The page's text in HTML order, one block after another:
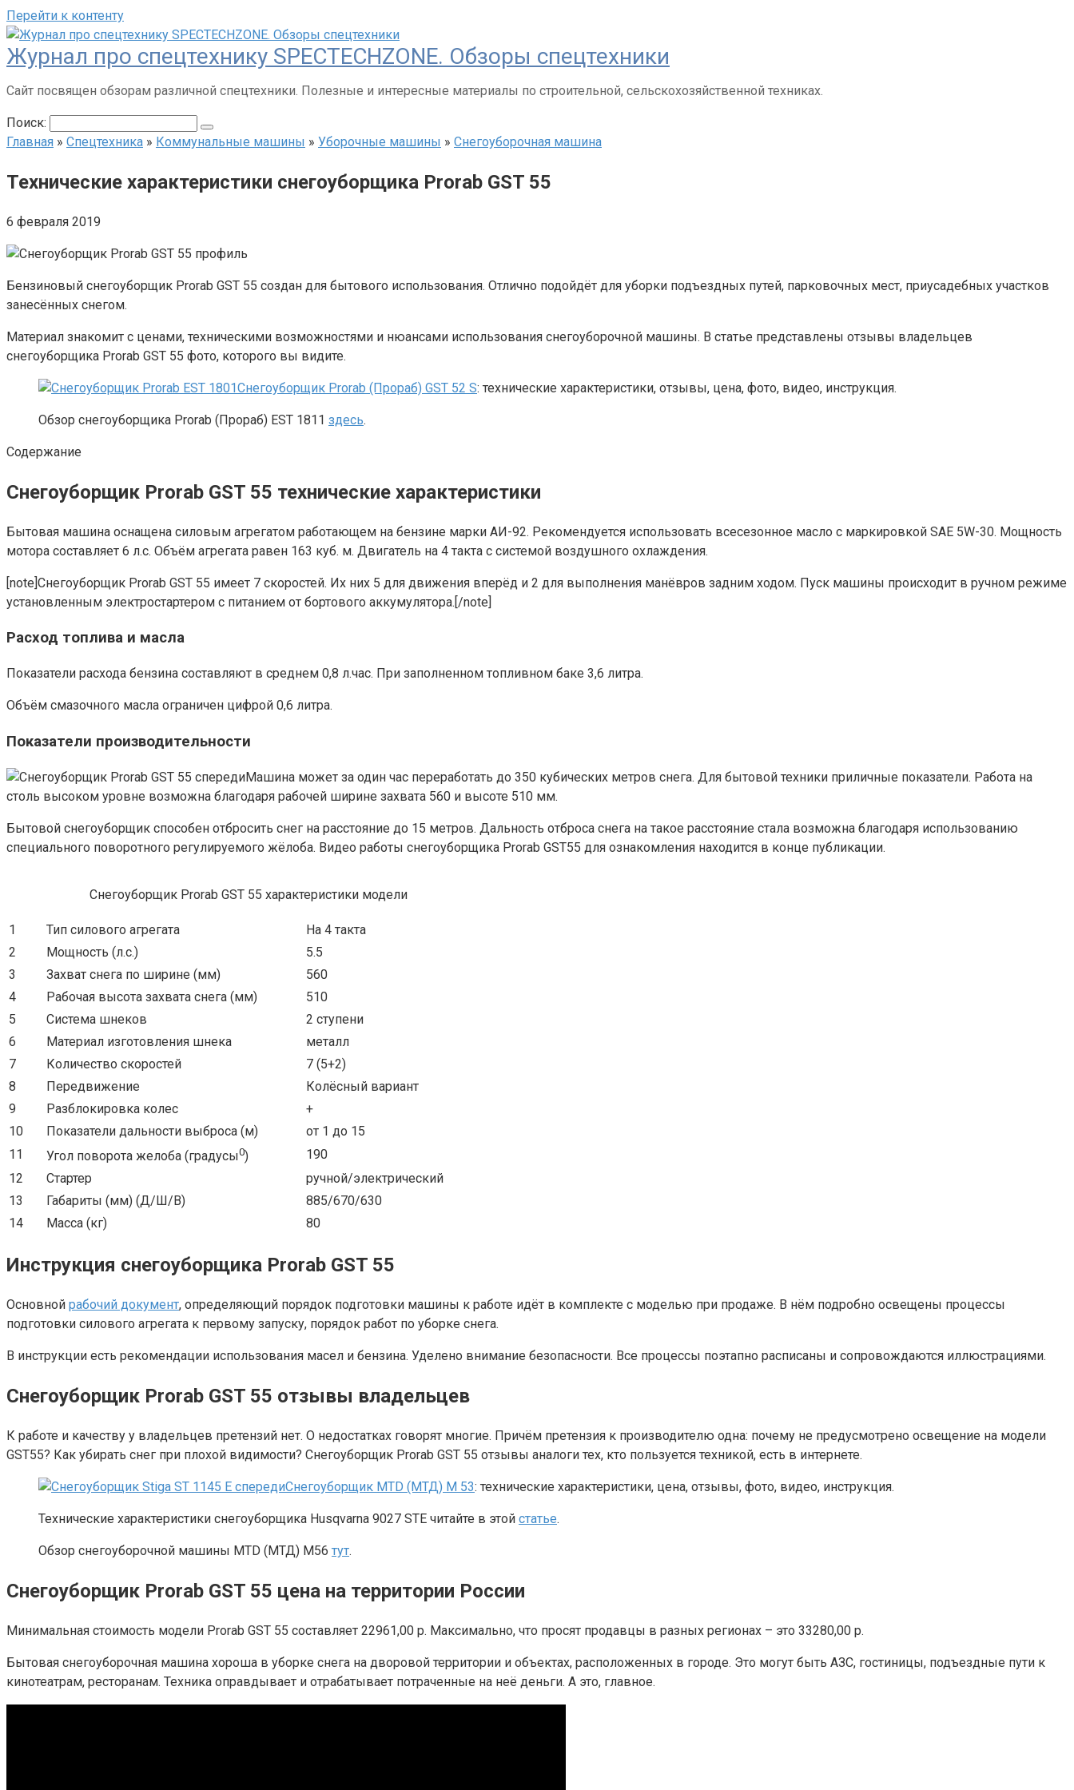
Перейти к контенту
Журнал про спецтехнику SPECTECHZONE. Обзоры спецтехники
Сайт посвящен обзорам различной спецтехники. Полезные и интересные материалы по строительной, сельскохозяйственной техниках.
Поиск:
Главная » Спецтехника » Коммунальные машины » Уборочные машины » Снегоуборочная машина
Технические характеристики снегоуборщика Prorab GST 55
6 февраля 2019
Бензиновый снегоуборщик Prorab GST 55 создан для бытового использования. Отлично подойдёт для уборки подъездных путей, парковочных мест, приусадебных участков
занесённых снегом.
Материал знакомит с ценами, техническими возможностями и нюансами использования снегоуборочной машины. В статье представлены отзывы владельцев
снегоуборщика Prorab GST 55 фото, которого вы видите.
Снегоуборщик Prorab (Прораб) GST 52 S: технические характеристики, отзывы, цена, фото, видео, инструкция.
Обзор снегоуборщика Prorab (Прораб) EST 1811 здесь.
Содержание
Снегоуборщик Prorab GST 55 технические характеристики
Бытовая машина оснащена силовым агрегатом работающем на бензине марки АИ-92. Рекомендуется использовать всесезонное масло с маркировкой SAE 5W-30. Мощность
мотора составляет 6 л.с. Объём агрегата равен 163 куб. м. Двигатель на 4 такта с системой воздушного охлаждения.
[note]Снегоуборщик Prorab GST 55 имеет 7 скоростей. Их них 5 для движения вперёд и 2 для выполнения манёвров задним ходом. Пуск машины происходит в ручном режиме
установленным электростартером с питанием от бортового аккумулятора.[/note]
Расход топлива и масла
Показатели расхода бензина составляют в среднем 0,8 л.час. При заполненном топливном баке 3,6 литра.
Объём смазочного масла ограничен цифрой 0,6 литра.
Показатели производительности
Машина может за один час переработать до 350 кубических метров снега. Для бытовой техники приличные показатели. Работа на
столь высоком уровне возможна благодаря рабочей ширине захвата 560 и высоте 510 мм.
Бытовой снегоуборщик способен отбросить снег на расстояние до 15 метров. Дальность отброса снега на такое расстояние стала возможна благодаря использованию
специального поворотного регулируемого жёлоба. Видео работы снегоуборщика Prorab GST55 для ознакомления находится в конце публикации.
Снегоуборщик Prorab GST 55 характеристики модели
1 Тип силового агрегата
На 4 такта
2
Мощность (л.с.)
5.5
3
Захват снега по ширине (мм)
560
4
Рабочая высота захвата снега (мм)
510
5
Система шнеков
2 ступени
6
Материал изготовления шнека
металл
7
Количество скоростей
7 (5+2)
8
Передвижение
Колёсный вариант
9
Разблокировка колес
+
10
Показатели дальности выброса (м)
от 1 до 15
11
Угол поворота желоба (градусы0)
190
12
Стартер
ручной/электрический
13
Габариты (мм) (Д/Ш/В)
885/670/630
14
Масса (кг) 80
Инструкция снегоуборщика Prorab GST 55
Основной рабочий документ, определяющий порядок подготовки машины к работе идёт в комплекте с моделью при продаже. В нём подробно освещены процессы
подготовки силового агрегата к первому запуску, порядок работ по уборке снега.
В инструкции есть рекомендации использования масел и бензина. Уделено внимание безопасности. Все процессы поэтапно расписаны и сопровождаются иллюстрациями.
Снегоуборщик Prorab GST 55 отзывы владельцев
К работе и качеству у владельцев претензий нет. О недостатках говорят многие. Причём претензия к производителю одна: почему не предусмотрено освещение на модели
GST55? Как убирать снег при плохой видимости? Снегоуборщик Prorab GST 55 отзывы аналоги тех, кто пользуется техникой, есть в интернете.
Снегоуборщик MTD (МТД) M 53: технические характеристики, цена, отзывы, фото, видео, инструкция.
Технические характеристики снегоуборщика Husqvarna 9027 STE читайте в этой статье.
Обзор снегоуборочной машины MTD (МТД) М56 тут.
Снегоуборщик Prorab GST 55 цена на территории России
Минимальная стоимость модели Prorab GST 55 составляет 22961,00 р. Максимально, что просят продавцы в разных регионах – это 33280,00 р.
Бытовая снегоуборочная машина хороша в уборке снега на дворовой территории и объектах, расположенных в городе. Это могут быть АЗС, гостиницы, подъездные пути к
кинотеатрам, ресторанам. Техника оправдывает и отрабатывает потраченные на неё деньги. А это, главное.